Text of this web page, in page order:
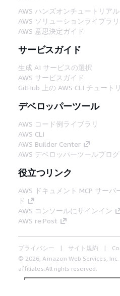
AWS ハンズオンチュートリアル
AWS ソリューションライブラリ
AWS 意思決定ガイド
サービスガイド
生成 AI サービスの選択
AWS サービスガイド
GitHub 上の AWS CLI チュート
デベロッパーツール
AWS コード例ライブラリ
AWS CLI
AWS Builder Center
AWS デベロッパーツールブログ
役立つリンク
AWS ドキュメント MCP サーバ
ド
AWS コンソールにサインイン
AWS re:Post
プライバシー サイト規約
© 2026, Amazon Web Services,
affiliates.All rights reserved.